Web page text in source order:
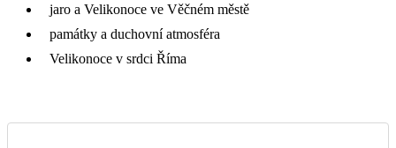
jaro a Velikonoce ve Věčném městě
památky a duchovní atmosféra
Velikonoce v srdci Říma